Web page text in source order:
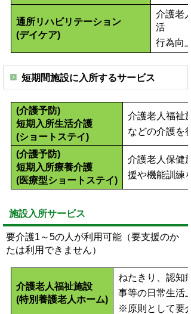
通所リハビリテーション
(デイケア)
介護老
活
行為向
短期間施設に入所するサービス
(介護予防)
短期入所生活介護
(ショートステイ)
介護老人福祉
などの介護を
(介護予防)
短期入所療養介護
(医療型ショートステイ)
介護老人保健
援や機能訓練
施設入所サービス
要介護1～5の人が利用可能（要支援のか
たは利用できません）
介護老人福祉施設
(特別養護老人ホーム)
ねたきり、認知
事等の日常生活
※原則として要